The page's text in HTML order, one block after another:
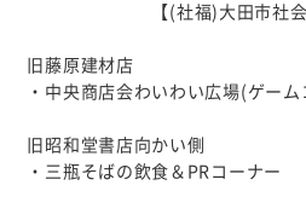
【(社福)大田市社会福
旧藤原建材店
・中央商店会わいわい広場(ゲーム
旧昭和堂書店向かい側
・三瓶そばの飲食＆PRコーナー